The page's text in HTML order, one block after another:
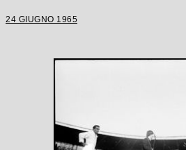
24 GIUGNO 1965